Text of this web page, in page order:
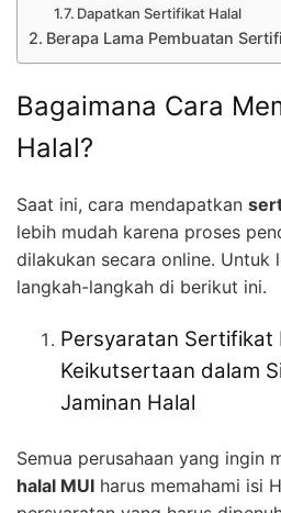
Dapatkan Sertifikat Halal
Berapa Lama Pembuatan
Bagaimana Cara
Halal?
Saat ini, cara mendapatkan
lebih mudah karena proses
dilakukan secara online. Untuk
langkah-langkah di berikut ini.
Persyaratan Sertifikat
Keikutsertaan dalam
Jaminan Halal
Semua perusahaan yang ingin
halal MUI harus memahami isi